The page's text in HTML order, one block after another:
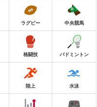
ラグビー 中央競馬
格闘技 バドミントン
陸上 水泳